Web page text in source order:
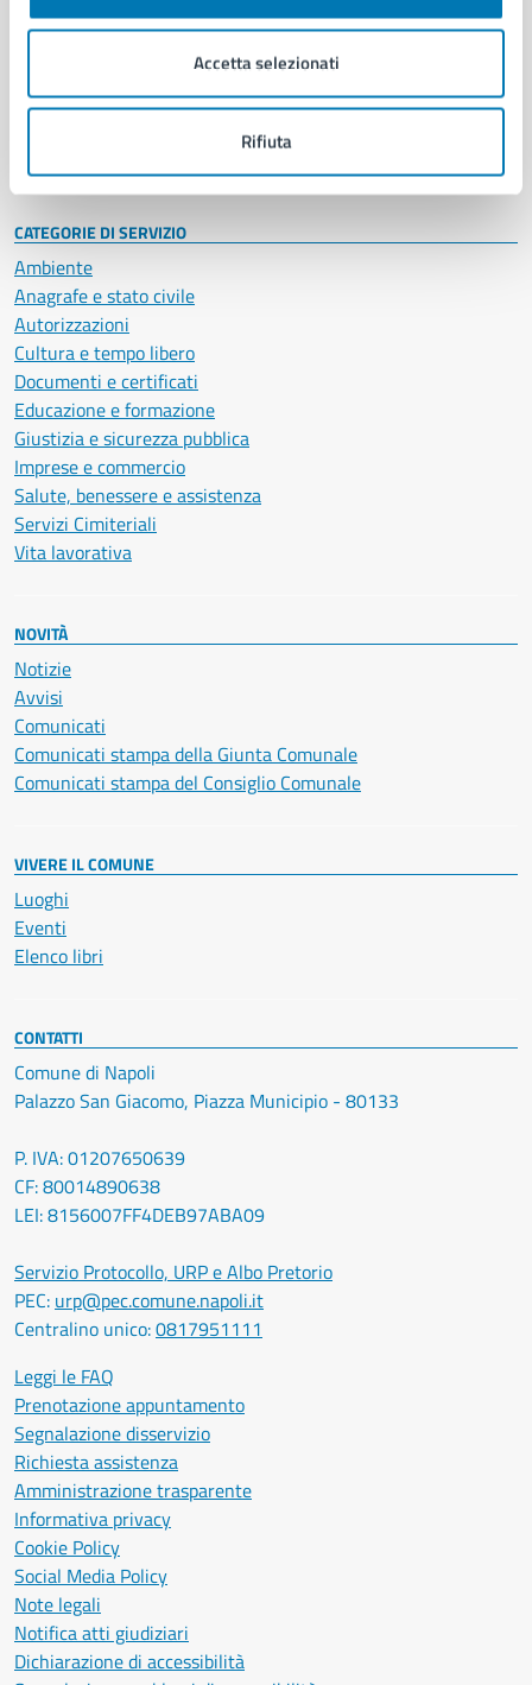
Accetta selezionati
Rifiuta
Enti e fondazioni
Personale amministrativo
Intranet, posta aziendale e protocollo
CATEGORIE DI SERVIZIO
Ambiente
Anagrafe e stato civile
Autorizzazioni
Cultura e tempo libero
Documenti e certificati
Educazione e formazione
Giustizia e sicurezza pubblica
Imprese e commercio
Salute, benessere e assistenza
Servizi Cimiteriali
Vita lavorativa
NOVITÀ
Notizie
Avvisi
Comunicati
Comunicati stampa della Giunta Comunale
Comunicati stampa del Consiglio Comunale
VIVERE IL COMUNE
Luoghi
Eventi
Elenco libri
CONTATTI
Comune di Napoli
Palazzo San Giacomo, Piazza Municipio - 80133
P. IVA: 01207650639
CF: 80014890638
LEI: 8156007FF4DEB97ABA09
Servizio Protocollo, URP e Albo Pretorio
PEC: urp@pec.comune.napoli.it
Centralino unico:0817951111
Leggi le FAQ
Prenotazione appuntamento
Segnalazione disservizio
Richiesta assistenza
Amministrazione trasparente
Informativa privacy
Cookie Policy
Social Media Policy
Note legali
Notifica atti giudiziari
Dichiarazione di accessibilità